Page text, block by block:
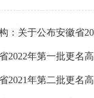
：关于公布安徽省
2022年第一批更名
2021年第二批更名